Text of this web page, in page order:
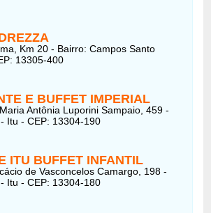
Km 20 - Bairro: Campos Santo
13305-400
E BUFFET IMPERIAL
Antônia Luporini Sampaio, 459 -
Itu - CEP: 13304-190
ITU BUFFET INFANTIL
de Vasconcelos Camargo, 198 -
Itu - CEP: 13304-180